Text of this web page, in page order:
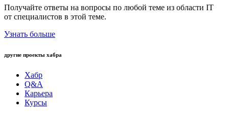
Получайте ответы на вопросы по любой теме из области IT
от специалистов в этой теме.
Узнать больше
другие проекты хабра
Хабр
Q&A
Карьера
Курсы